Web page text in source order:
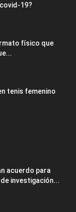
19?
físico que
tenis femenino
acuerdo para
investigación...